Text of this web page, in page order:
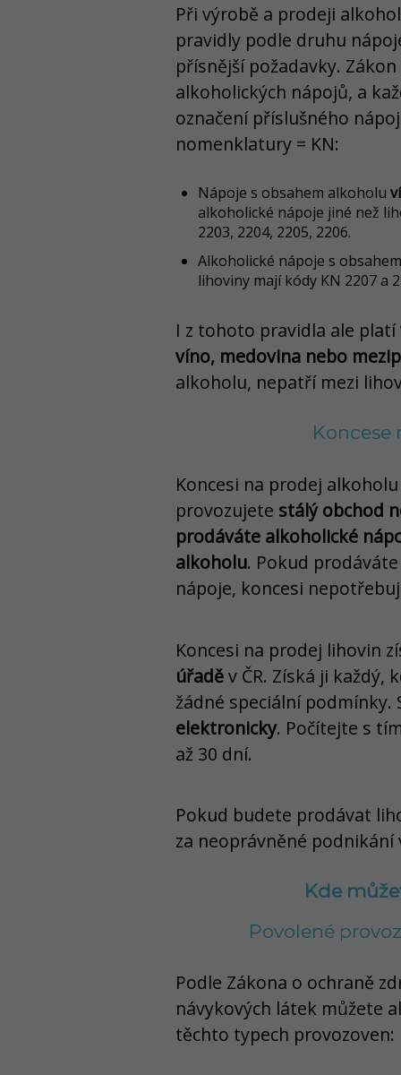
Při výrobě a prodeji
pravidly podle druhu
přísnější požadavky.
alkoholických nápojů, a
označení příslušného
nomenklatury = KN:
Nápoje s obsahem alkoholu
alkoholické nápoje jiné než
2203, 2204, 2205, 2206.
Alkoholické nápoje s
lihoviny mají kódy KN 2207 a
I z tohoto pravidla ale platí
víno, medovina nebo
alkoholu, nepatří mezi
Koncese
Koncesi na prodej
provozujete stálý obchod
prodáváte alkoholické
alkoholu. Pokud
nápoje, koncesi
Koncesi na prodej lihovin
úřaděv ČR. Získá ji
žádné speciální podmínky.
elektronicky. Počítejte s
až 30 dní.
Pokud budete prodávat
za neoprávněné podnikání
Kde
Povolené
Podle Zákona o ochraně
návykových látek můžete
těchto typech provozoven: